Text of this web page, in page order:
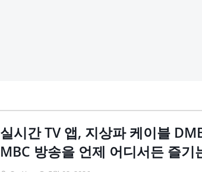
실시간 TV 앱, 지상파 케이블
MBC 방송을 언제 어디서든 즐기